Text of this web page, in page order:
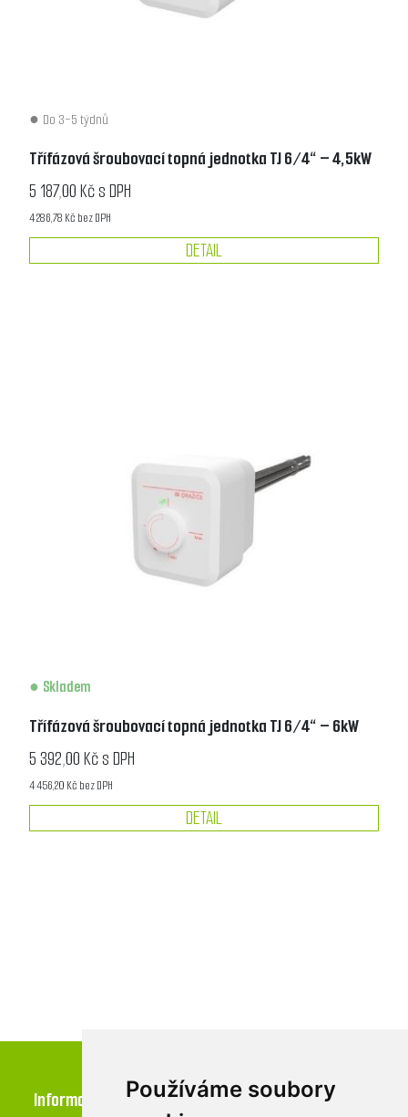
Používáme soubory
Do 3-5 týdnů
Třífázová šroubovací topná jednotka TJ 6/4“ – 4,5kW
5 187,00 Kč s DPH
4 286,78 Kč bez DPH
DETAIL
Skladem
Třífázová šroubovací topná jednotka TJ 6/4“ – 6kW
5 392,00 Kč s DPH
4 456,20 Kč bez DPH
DETAIL
Informace